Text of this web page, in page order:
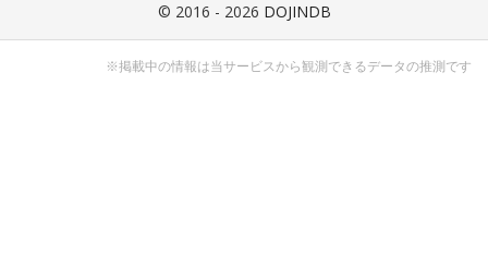
© 2016 - 2026 DOJINDB
※掲載中の情報は当サービスから観測できるデータの推測です